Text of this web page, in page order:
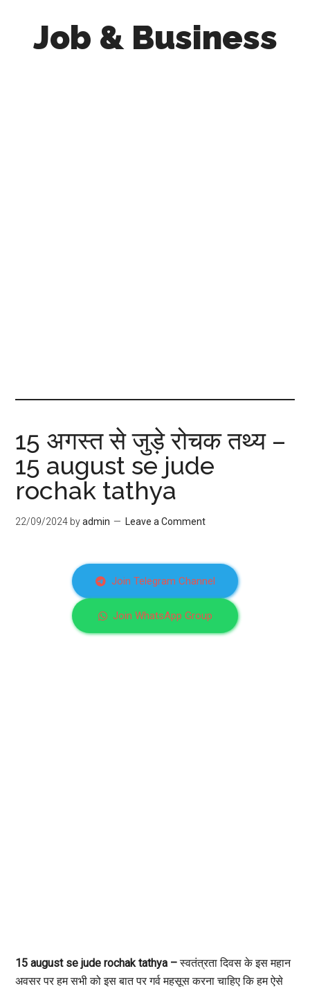
Job & Business
15 अगस्त से जुड़े रोचक तथ्य –
15 august se jude
rochak tathya
22/09/2024 byadmin Leave a Comment
Join Telegram Channel
Join WhatsApp Group
15 august se jude rochak tathya –स्वतंत्रता दिवस के इस महान
अवसर पर हम सभी को इस बात पर गर्व महसूस करना चाहिए कि हम ऐसे